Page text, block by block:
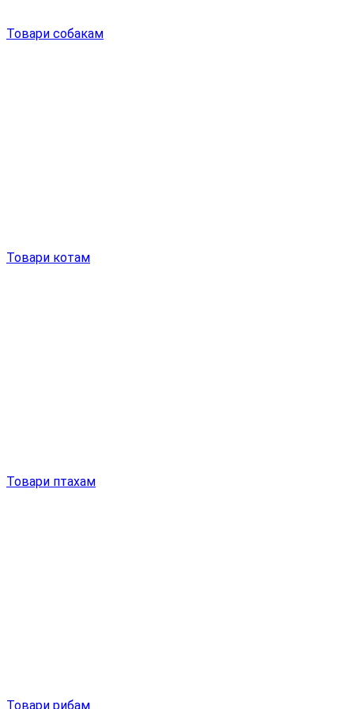
Товари собакам
Товари котам
Товари птахам
Товари рибам